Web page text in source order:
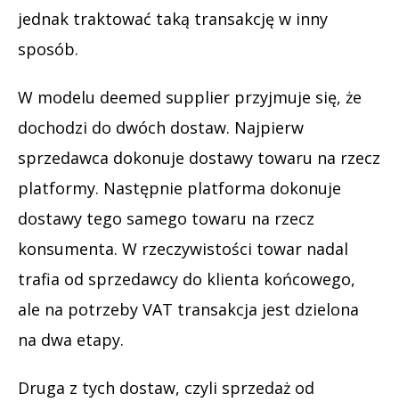
jednak traktować taką transakcję w inny
sposób.
W modelu deemed supplier przyjmuje się, że
dochodzi do dwóch dostaw. Najpierw
sprzedawca dokonuje dostawy towaru na rzecz
platformy. Następnie platforma dokonuje
dostawy tego samego towaru na rzecz
konsumenta. W rzeczywistości towar nadal
trafia od sprzedawcy do klienta końcowego,
ale na potrzeby VAT transakcja jest dzielona
na dwa etapy.
Druga z tych dostaw, czyli sprzedaż od